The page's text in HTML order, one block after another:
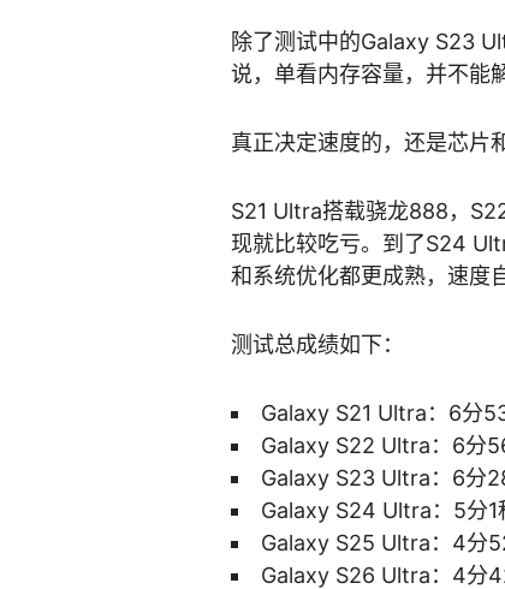
除了测试中的Galaxy S23
说，单看内存容量，并不能
真正决定速度的，还是芯片
S21 Ultra搭载骁龙888，
现就比较吃亏。到了S24
和系统优化都更成熟，速度
测试总成绩如下：
Galaxy S21 Ultra：6分
Galaxy S22 Ultra：6分
Galaxy S23 Ultra：6分
Galaxy S24 Ultra：5分1
Galaxy S25 Ultra：4分
Galaxy S26 Ultra：4分